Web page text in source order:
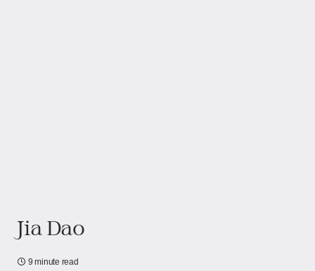
Jia Dao
9 minute read